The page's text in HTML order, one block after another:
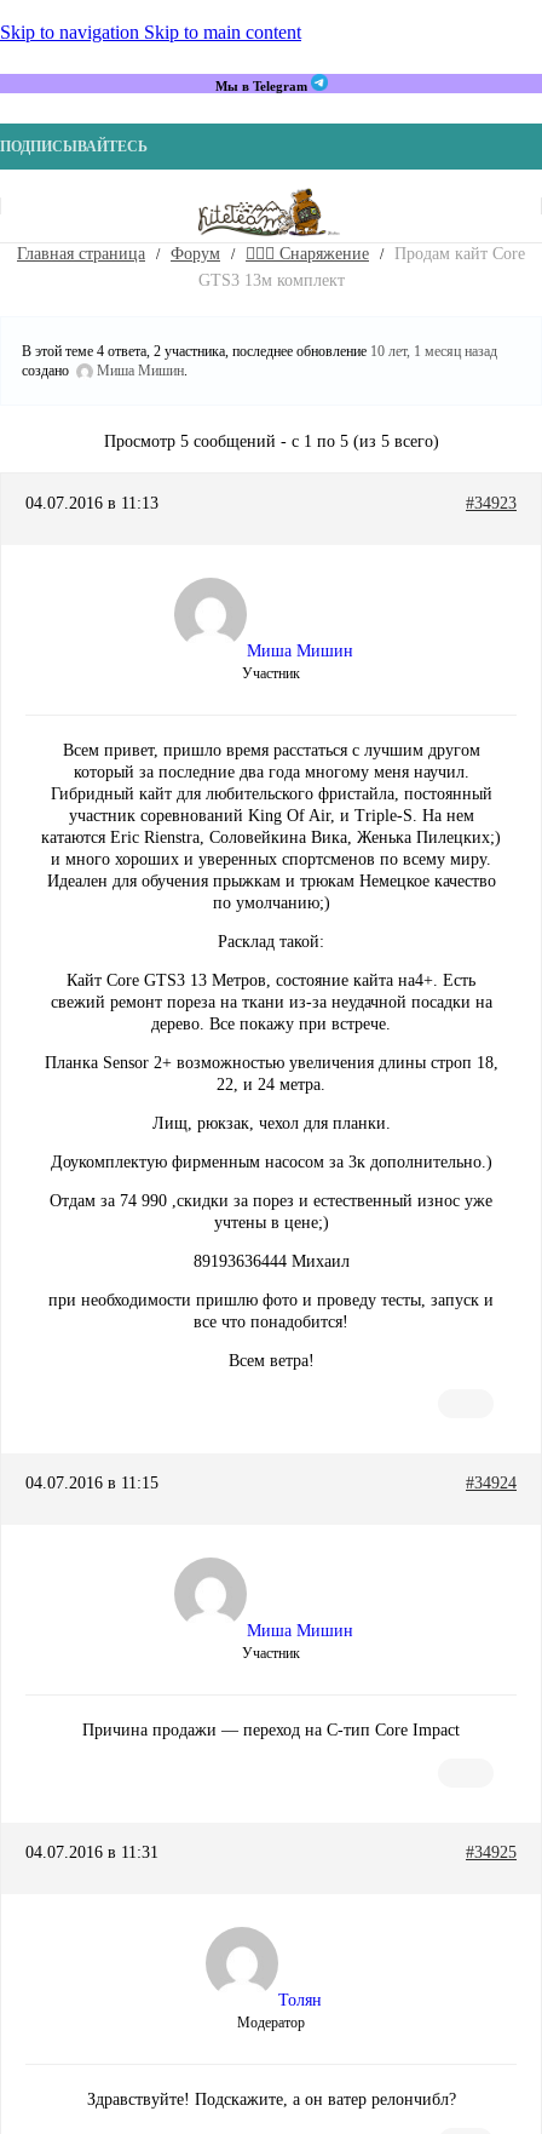
Skip to navigation Skip to main content
Мы в Telegram
ПОДПИСЫВАЙТЕСЬ
Главная страница Форум 🏄🏼‍♂️ Снаряжение
Продам кайт Core
GTS3 13м комплект
В этой теме 4 ответа, 2 участника, последнее обновление 10 лет, 1 месяц назад
создано
Миша Мишин.
Просмотр 5 сообщений - с 1 по 5 (из 5 всего)
04.07.2016 в 11:13 #34923
Миша Мишин
Участник
Всем привет, пришло время расстаться с лучшим другом
который за последние два года многому меня научил.
Гибридный кайт для любительского фристайла, постоянный
участник соревнований King Of Air, и Triple-S. На нем
катаются Eric Rienstra, Соловейкина Вика, Женька Пилецких;)
и много хороших и уверенных спортсменов по всему миру.
Идеален для обучения прыжкам и трюкам Немецкое качество
по умолчанию;)
Расклад такой:
Кайт Core GTS3 13 Метров, состояние кайта на4+. Есть
свежий ремонт пореза на ткани из-за неудачной посадки на
дерево. Все покажу при встрече.
Планка Sensor 2+ возможностью увеличения длины строп 18,
22, и 24 метра.
Лищ, рюкзак, чехол для планки.
Доукомплектую фирменным насосом за 3к дополнительно.)
Отдам за 74 990 ,скидки за порез и естественный износ уже
учтены в цене;)
89193636444 Михаил
при необходимости пришлю фото и проведу тесты, запуск и
все что понадобится!
Всем ветра!
04.07.2016 в 11:15 #34924
Миша Мишин
Участник
Причина продажи — переход на C-тип Core Impact
04.07.2016 в 11:31 #34925
Толян
Модератор
Здравствуйте! Подскажите, а он ватер релончибл?